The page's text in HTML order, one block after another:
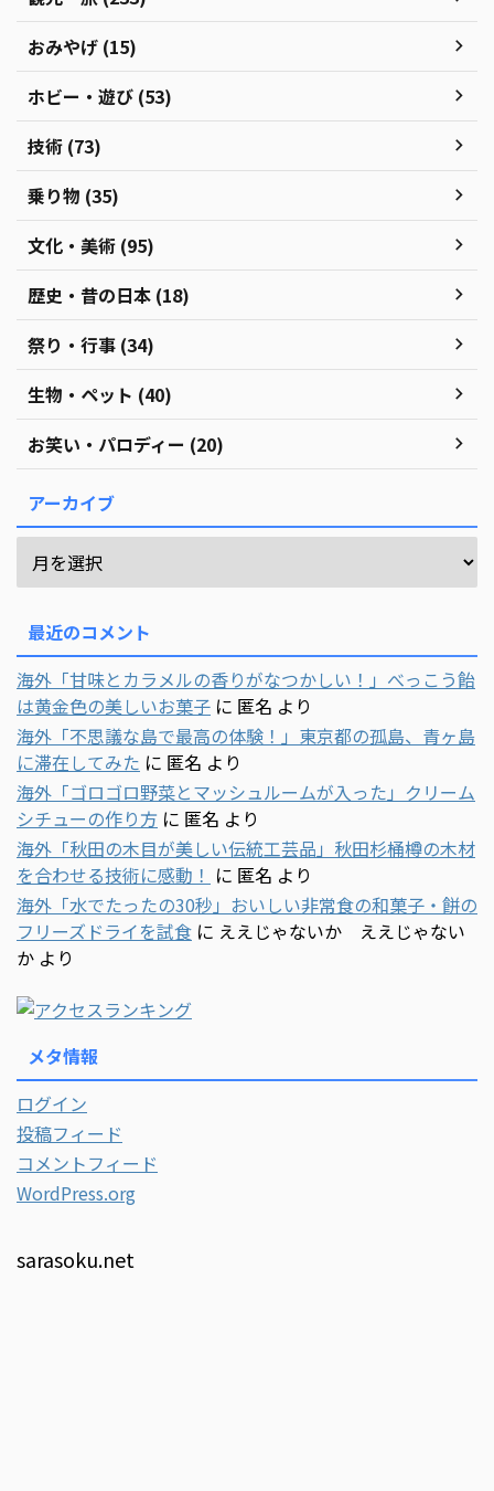
おみやげ (15)
ホビー・遊び (53)
技術 (73)
乗り物 (35)
文化・美術 (95)
歴史・昔の日本 (18)
祭り・行事 (34)
生物・ペット (40)
お笑い・パロディー (20)
アーカイブ
最近のコメント
海外「甘味とカラメルの香りがなつかしい！」べっこう飴
は黄金色の美しいお菓子 に 匿名 より
海外「不思議な島で最高の体験！」東京都の孤島、青ヶ島
に滞在してみた に 匿名 より
海外「ゴロゴロ野菜とマッシュルームが入った」クリーム
シチューの作り方 に 匿名 より
海外「秋田の木目が美しい伝統工芸品」秋田杉桶樽の木材
を合わせる技術に感動！ に 匿名 より
海外「水でたったの30秒」おいしい非常食の和菓子・餅の
フリーズドライを試食 に ええじゃないか ええじゃない
か より
メタ情報
ログイン
投稿フィード
コメントフィード
WordPress.org
sarasoku.net